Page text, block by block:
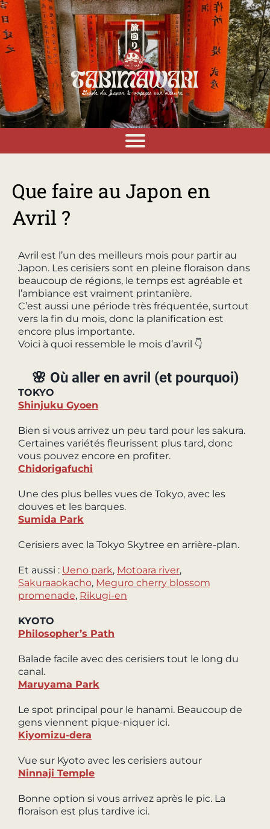
Que faire au Japon en
Avril ?
Avril est l’un des meilleurs mois pour partir au
Japon. Les cerisiers sont en pleine floraison dans
beaucoup de régions, le temps est agréable et
l’ambiance est vraiment printanière.
C’est aussi une période très fréquentée, surtout
vers la fin du mois, donc la planification est
encore plus importante.
Voici à quoi ressemble le mois d’avril 👇
🌸 Où aller en avril (et pourquoi)
TOKYO
Shinjuku Gyoen
Bien si vous arrivez un peu tard pour les sakura.
Certaines variétés fleurissent plus tard, donc
vous pouvez encore en profiter.
Chidorigafuchi
Une des plus belles vues de Tokyo, avec les
douves et les barques.
Sumida Park
Cerisiers avec la Tokyo Skytree en arrière-plan.
Et aussi : Ueno park, Motoara river,
Sakuraaokacho, Meguro cherry blossom
promenade, Rikugi-en
KYOTO
Philosopher’s Path
Balade facile avec des cerisiers tout le long du
canal.
Maruyama Park
Le spot principal pour le hanami. Beaucoup de
gens viennent pique-niquer ici.
Kiyomizu-dera
Vue sur Kyoto avec les cerisiers autour
Ninnaji Temple
Bonne option si vous arrivez après le pic. La
floraison est plus tardive ici.